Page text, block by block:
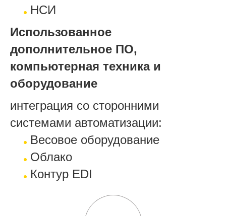
НСИ
Использованное
дополнительное ПО,
компьютерная техника и
оборудование
интеграция со сторонними
системами автоматизации:
Весовое оборудование
Облако
Контур EDI